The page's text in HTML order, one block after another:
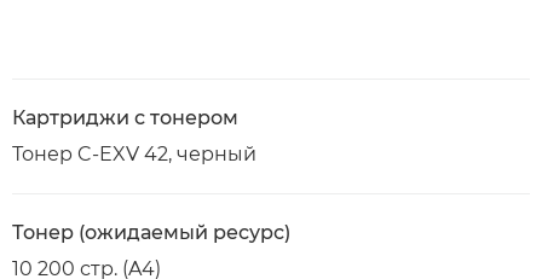
Картриджи с тонером
Тонер C-EXV 42, черный
Тонер (ожидаемый ресурс)
10 200 стр. (A4)